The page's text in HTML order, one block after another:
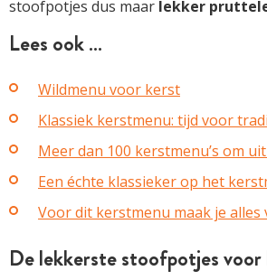
stoofpotjes dus maar lekker
Lees ook …
Wildmenu voor kerst
Klassiek kerstmenu: tijd voor
Meer dan 100 kerstmenu’s om
Een échte klassieker op het
Voor dit kerstmenu maak je
De lekkerste stoofpotjes